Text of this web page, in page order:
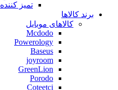
تمیز کننده
برند کالاها
کالاهای موبایل
Mcdodo
Powerology
Baseus
joyroom
GreenLion
Porodo
Coteetci